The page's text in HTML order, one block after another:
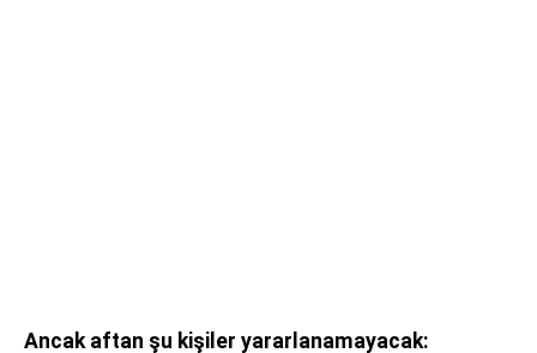
Ancak aftan şu kişiler yararlanamayacak: